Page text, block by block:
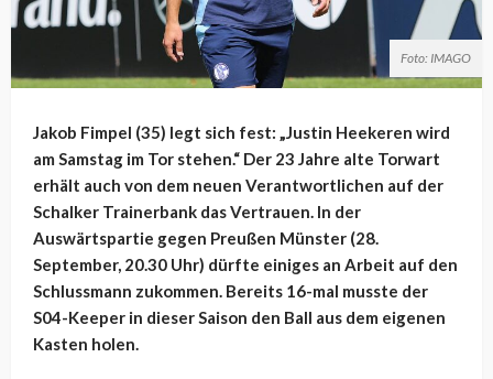
Foto: IMAGO
Jakob Fimpel (35) legt sich fest: „Justin Heekeren wird
am Samstag im Tor stehen.“ Der 23 Jahre alte Torwart
erhält auch von dem neuen Verantwortlichen auf der
Schalker Trainerbank das Vertrauen. In der
Auswärtspartie gegen Preußen Münster (28.
September, 20.30 Uhr) dürfte einiges an Arbeit auf den
Schlussmann zukommen. Bereits 16-mal musste der
S04-Keeper in dieser Saison den Ball aus dem eigenen
Kasten holen.